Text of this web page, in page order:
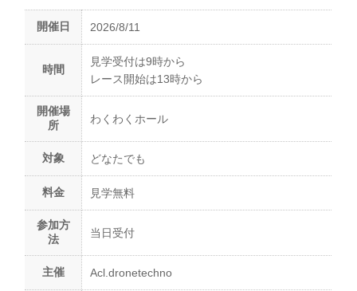
開催日 2026/8/11
時間
見学受付は9時から
レース開始は13時から
開催場
所
わくわくホール
対象 どなたでも
料金 見学無料
参加方
法
当日受付
主催 Acl.dronetechno